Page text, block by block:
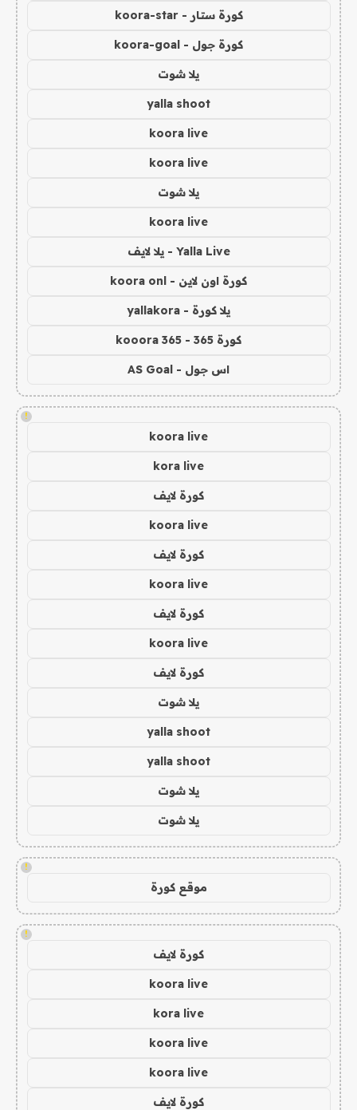
كورة ستار - koora-star
كورة جول - koora-goal
يلا شوت
yalla shoot
koora live
koora live
يلا شوت
koora live
Yalla Live - يلا لايف
كورة اون لاين - koora onl
يلا كورة - yallakora
كورة 365 - kooora 365
اس جول - AS Goal
!
koora live
kora live
كورة لايف
koora live
كورة لايف
koora live
كورة لايف
koora live
كورة لايف
يلا شوت
yalla shoot
yalla shoot
يلا شوت
يلا شوت
!
موقع كورة
!
كورة لايف
koora live
kora live
koora live
koora live
كورة لايف